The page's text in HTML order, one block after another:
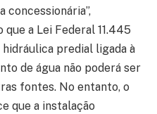
concessionária”,
a Lei Federal 11.445
predial ligada à
de água não poderá ser
fontes. No entanto, o
que a instalação